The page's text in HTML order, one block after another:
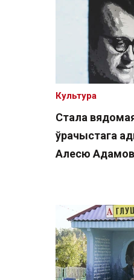
Стала
ўрачыстага
Алесю
Культура